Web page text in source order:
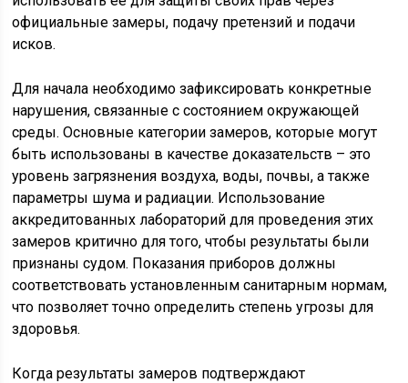
официальные замеры, подачу претензий и подачи
исков.
Для начала необходимо зафиксировать конкретные
нарушения, связанные с состоянием окружающей
среды. Основные категории замеров, которые могут
быть использованы в качестве доказательств – это
уровень загрязнения воздуха, воды, почвы, а также
параметры шума и радиации. Использование
аккредитованных лабораторий для проведения этих
замеров критично для того, чтобы результаты были
признаны судом. Показания приборов должны
соответствовать установленным санитарным нормам,
что позволяет точно определить степень угрозы для
здоровья.
Когда результаты замеров подтверждают